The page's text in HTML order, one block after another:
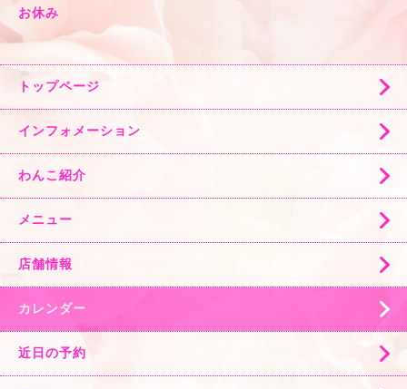
お休み
トップページ
インフォメーション
わんこ紹介
メニュー
店舗情報
カレンダー
近日の予約